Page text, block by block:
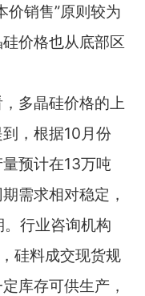
价销售”原则较为
价格也从底部区
多晶硅价格的上
，根据10月份
预计在13万吨
需求相对稳定，
行业咨询机构
硅料成交现货规
库存可供生产，